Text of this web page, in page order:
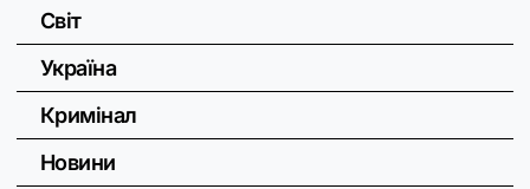
Світ
Україна
Кримінал
Новини